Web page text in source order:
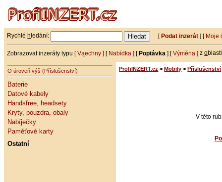
Rychlé h ledání: [Podat inzerát ] [ Moje
Zobrazovat inzeráty typu [Vąechny ] [ Nabídka ] [Poptávka ] [Výměna ]zo
O úroveň výš (Příslušenství)
Baterie
Datové kabely
Handsfree, headsety
Kryty, pouzdra, obaly
Nabíječky
Paměťové karty
Ostatní
ProfiINZERT.cz > Mobily > Příslušenství
V této